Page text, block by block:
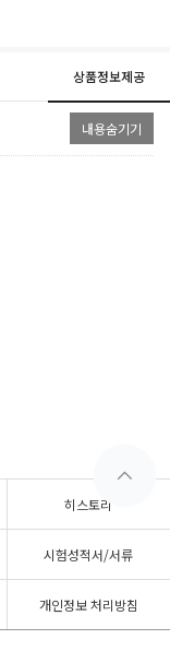
상품정보제공
내용숨기기
히스토리
시험성적서/서류
개인정보 처리방침